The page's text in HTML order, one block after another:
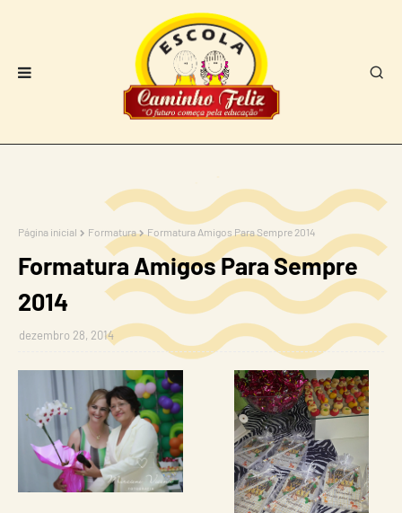
Página inicial Formatura Formatura Amigos Para Sempre 2014
Formatura Amigos Para Sempre
2014
dezembro 28, 2014